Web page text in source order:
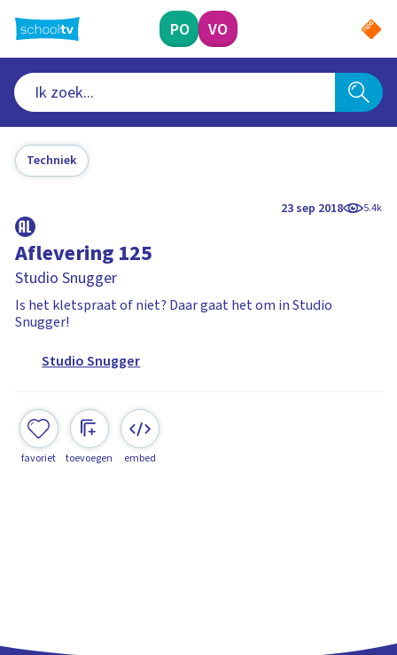
naar
hoofdinhoud
PO VO
Techniek
23 sep 2018 5.4k
Aflevering 125
Studio Snugger
Is het kletspraat of niet? Daar gaat het om in Studio
Snugger!
Studio Snugger
favoriet toevoegen embed